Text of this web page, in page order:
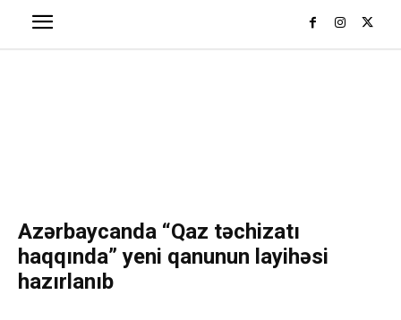
Azərbaycanda “Qaz təchizatı
haqqında” yeni qanunun layihəsi
hazırlanıb